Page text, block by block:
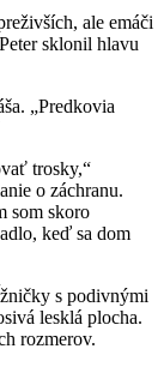
ale emáči
sklonil hlavu
„Predkovia
trosky,“
o záchranu.
som skoro
keď sa dom
s podivnými
lesklá plocha.
rozmerov.